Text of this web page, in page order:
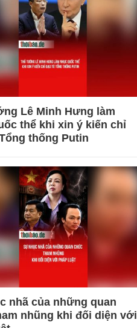
Lê Minh Hưng làm
thể khi xin ý kiến chỉ
thống Putin
nhã của những quan
nhũng khi đối diện với